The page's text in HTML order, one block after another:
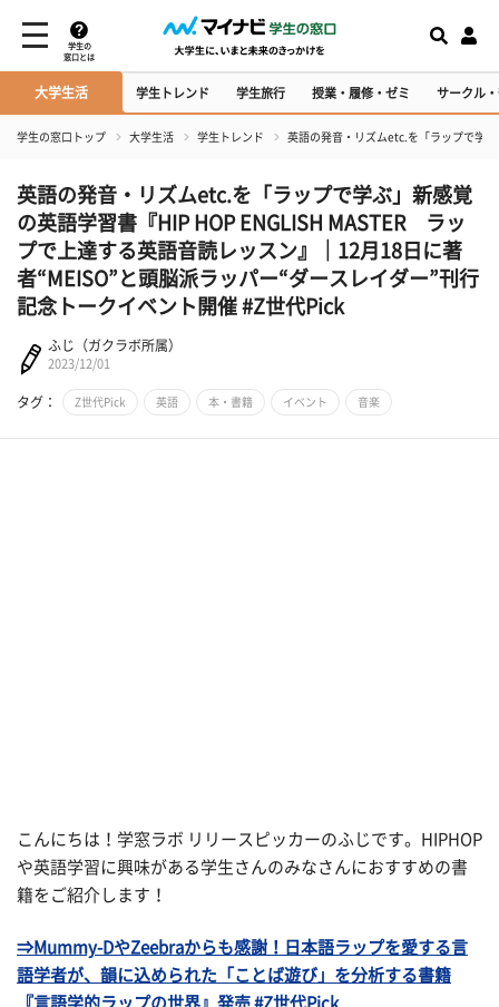
学生の
窓口とは
大学生活 学生トレンド 学生旅行 授業・履修・ゼミ サークル
学生の窓口トップ 大学生活 学生トレンド 英語の発音・リズムetc.を「ラップで学
英語の発音・リズムetc.を「ラップで学ぶ」新感覚
の英語学習書『HIP HOP ENGLISH MASTER ラッ
プで上達する英語音読レッスン』｜12月18日に著
者“MEISO”と頭脳派ラッパー“ダースレイダー”刊行
記念トークイベント開催 #Z世代Pick
ふじ（ガクラボ所属）
2023/12/01
タグ： Z世代Pick 英語 本・書籍 イベント 音楽
こんにちは！学窓ラボ リリースピッカーのふじです。HIPHOP
や英語学習に興味がある学生さんのみなさんにおすすめの書
籍をご紹介します！
⇒Mummy-DやZeebraからも感謝！日本語ラップを愛する言
語学者が、韻に込められた「ことば遊び」を分析する書籍
『言語学的ラップの世界』発売 #Z世代Pick